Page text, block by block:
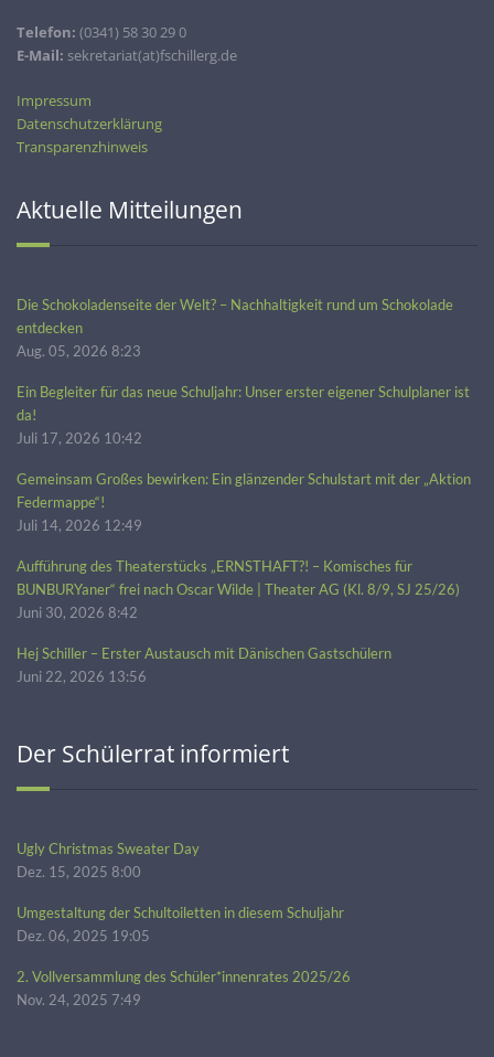
Telefon: (0341) 58 30 29 0
E-Mail: sekretariat(at)fschillerg.de
Impressum
Datenschutzerklärung
Transparenzhinweis
Aktuelle Mitteilungen
Die Schokoladenseite der Welt? – Nachhaltigkeit rund um Schokolade
entdecken
Aug. 05, 2026 8:23
Ein Begleiter für das neue Schuljahr: Unser erster eigener Schulplaner ist
da!
Juli 17, 2026 10:42
Gemeinsam Großes bewirken: Ein glänzender Schulstart mit der „Aktion
Federmappe“!
Juli 14, 2026 12:49
Aufführung des Theaterstücks „ERNSTHAFT?! – Komisches für
BUNBURYaner“ frei nach Oscar Wilde | Theater AG (Kl. 8/9, SJ 25/26)
Juni 30, 2026 8:42
Hej Schiller – Erster Austausch mit Dänischen Gastschülern
Juni 22, 2026 13:56
Der Schülerrat informiert
Ugly Christmas Sweater Day
Dez. 15, 2025 8:00
Umgestaltung der Schultoiletten in diesem Schuljahr
Dez. 06, 2025 19:05
2. Vollversammlung des Schüler*innenrates 2025/26
Nov. 24, 2025 7:49